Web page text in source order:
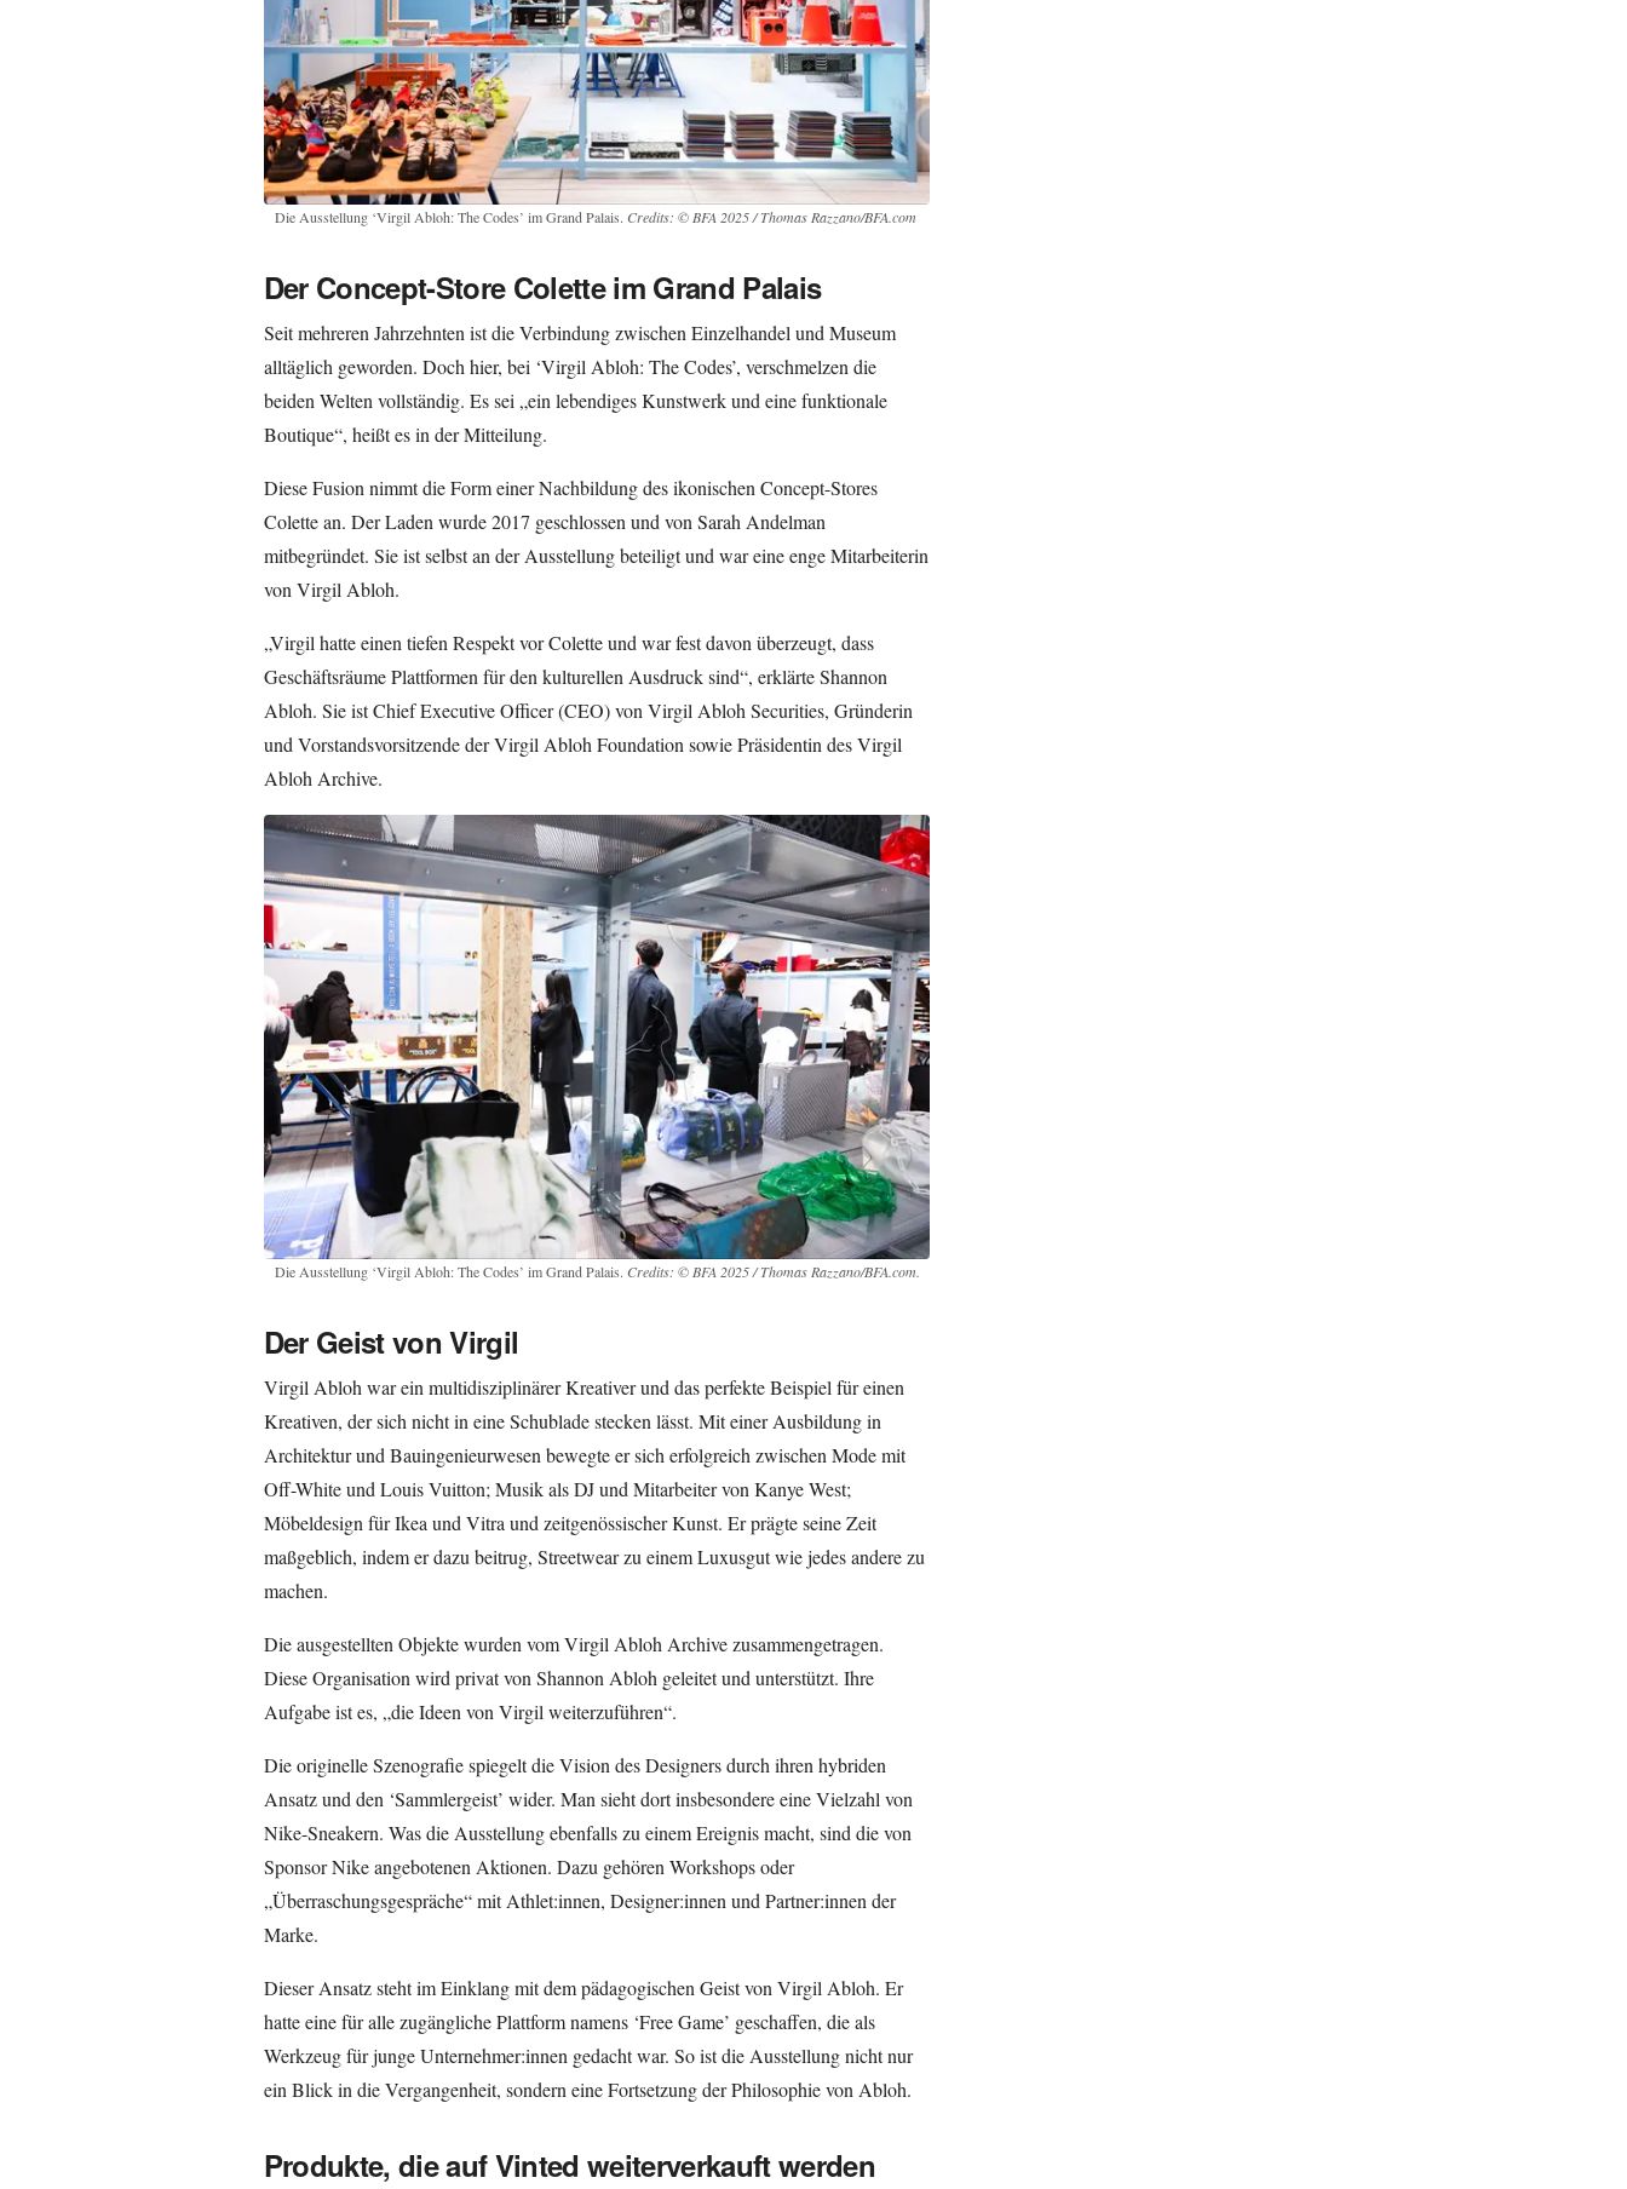
Die Ausstellung ‘Virgil Abloh: The Codes’ im Grand Palais. Credits: © BFA 2025 / Thomas Razzano/BFA.com
Der Concept-Store Colette im Grand Palais
Seit mehreren Jahrzehnten ist die Verbindung zwischen Einzelhandel und Museum
alltäglich geworden. Doch hier, bei ‘Virgil Abloh: The Codes’, verschmelzen die
beiden Welten vollständig. Es sei „ein lebendiges Kunstwerk und eine funktionale
Boutique“, heißt es in der Mitteilung.
Diese Fusion nimmt die Form einer Nachbildung des ikonischen Concept-Stores
Colette an. Der Laden wurde 2017 geschlossen und von Sarah Andelman
mitbegründet. Sie ist selbst an der Ausstellung beteiligt und war eine enge Mitarbeiterin
von Virgil Abloh.
„Virgil hatte einen tiefen Respekt vor Colette und war fest davon überzeugt, dass
Geschäftsräume Plattformen für den kulturellen Ausdruck sind“, erklärte Shannon
Abloh. Sie ist Chief Executive Officer (CEO) von Virgil Abloh Securities, Gründerin
und Vorstandsvorsitzende der Virgil Abloh Foundation sowie Präsidentin des Virgil
Abloh Archive.
Die Ausstellung ‘Virgil Abloh: The Codes’ im Grand Palais. Credits: © BFA 2025 / Thomas Razzano/BFA.com.
Der Geist von Virgil
Virgil Abloh war ein multidisziplinärer Kreativer und das perfekte Beispiel für einen
Kreativen, der sich nicht in eine Schublade stecken lässt. Mit einer Ausbildung in
Architektur und Bauingenieurwesen bewegte er sich erfolgreich zwischen Mode mit
Off-White und Louis Vuitton; Musik als DJ und Mitarbeiter von Kanye West;
Möbeldesign für Ikea und Vitra und zeitgenössischer Kunst. Er prägte seine Zeit
maßgeblich, indem er dazu beitrug, Streetwear zu einem Luxusgut wie jedes andere zu
machen.
Die ausgestellten Objekte wurden vom Virgil Abloh Archive zusammengetragen.
Diese Organisation wird privat von Shannon Abloh geleitet und unterstützt. Ihre
Aufgabe ist es, „die Ideen von Virgil weiterzuführen“.
Die originelle Szenografie spiegelt die Vision des Designers durch ihren hybriden
Ansatz und den ‘Sammlergeist’ wider. Man sieht dort insbesondere eine Vielzahl von
Nike-Sneakern. Was die Ausstellung ebenfalls zu einem Ereignis macht, sind die von
Sponsor Nike angebotenen Aktionen. Dazu gehören Workshops oder
„Überraschungsgespräche“ mit Athlet:innen, Designer:innen und Partner:innen der
Marke.
Dieser Ansatz steht im Einklang mit dem pädagogischen Geist von Virgil Abloh. Er
hatte eine für alle zugängliche Plattform namens ‘Free Game’ geschaffen, die als
Werkzeug für junge Unternehmer:innen gedacht war. So ist die Ausstellung nicht nur
ein Blick in die Vergangenheit, sondern eine Fortsetzung der Philosophie von Abloh.
Produkte, die auf Vinted weiterverkauft werden